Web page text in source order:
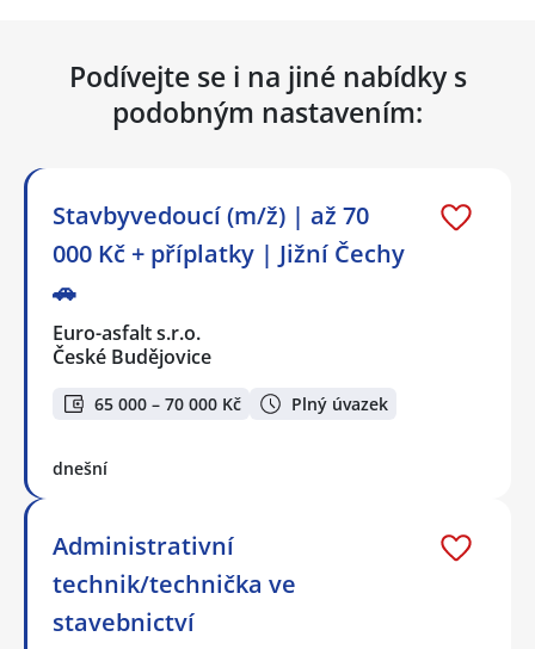
Podívejte se i na jiné nabídky s
podobným nastavením:
Stavbyvedoucí (m/ž) | až 70
000 Kč + příplatky | Jižní Čechy
🚗
Euro-asfalt s.r.o.
České Budějovice
65 000 – 70 000 Kč Plný úvazek
dnešní
Administrativní
technik/technička ve
stavebnictví